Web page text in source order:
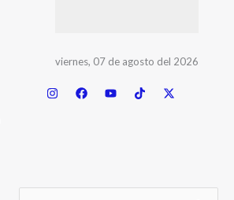
viernes, 07 de agosto del 2026